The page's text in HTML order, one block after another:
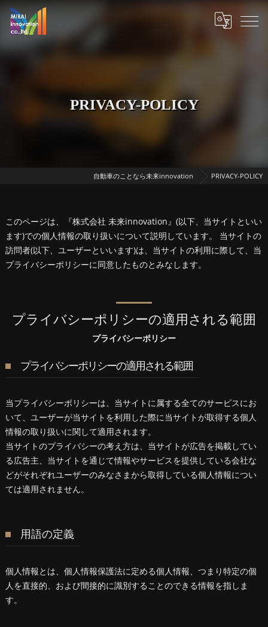
PRIVACY-POLICY
自動車のことなら未来innovation PRIVACY-POLICY
このページは、『株式会社 未来innovation』(以下、当サイトといい
ます)での個人情報の取り扱いについて説明しています。 当サイトの
訪問者(以下、ユーザーといいます)は、当サイトの利用に際して、当
プライバシーポリシーに同意したものとみなします。
プライバシーポリシー
プライバシーポリシーの適用される範囲
プライバシーポリシーの適用される範囲
当プライバシーポリシーは、当サイトに属する全てのサービスにお
いて、ユーザーが当サイトを利用した際に当サイトが取得する個人
情報の取り扱いに関して適用されます。
当サイトのプライバシーの考え方は、当サイトが広告を掲載してい
る広告主、当サイトを通じて情報やサービスを提供している会社な
どがそれぞれユーザーのみなさまから取得している個人情報につい
ては適用されません。
用語の定義
個人情報とは、個人情報保護法に定める個人情報、つまり特定の個
人を直接的、および間接的に識別することのできる情報を指しま
す。